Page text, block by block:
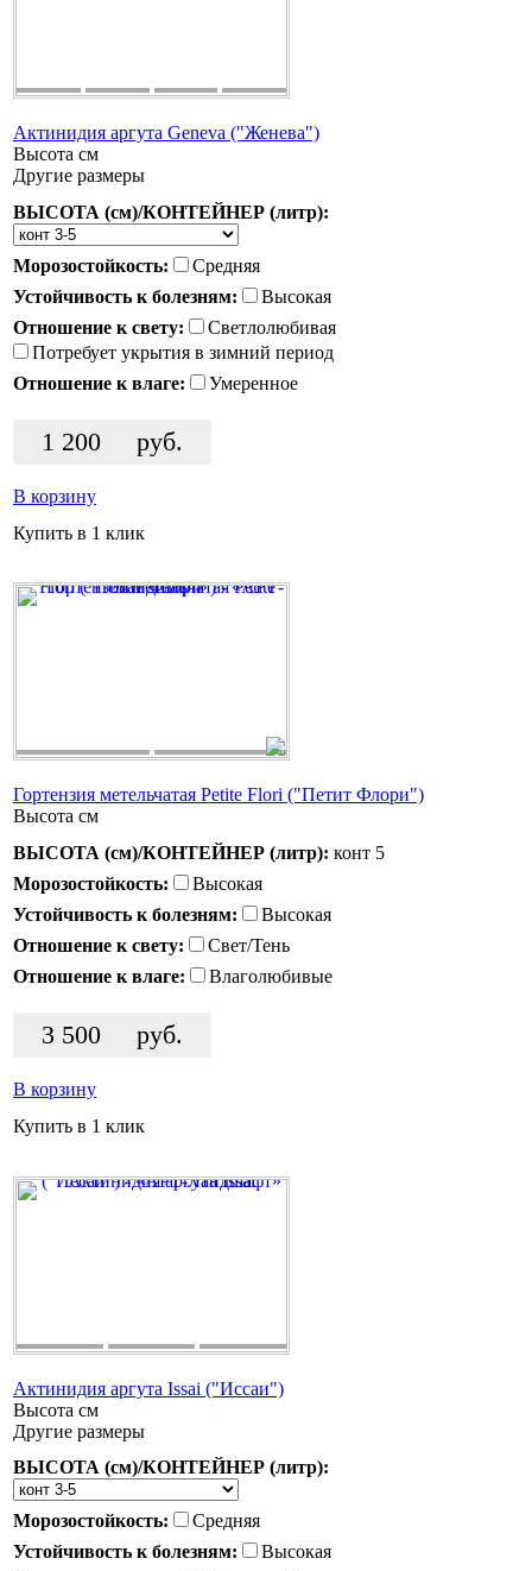
Актинидия аргута Geneva ("Женева")
Высота см
Другие размеры
ВЫСОТА (см)/КОНТЕЙНЕР (литр):
Морозостойкость:
Средняя
Устойчивость к болезням:
Высокая
Отношение к свету:
Светлолюбивая
Потребует укрытия в зимний период
Отношение к влаге:
Умеренное
1 200 руб.
В корзину
Купить в 1 клик
Гортензия метельчатая Petite Flori ("Петит Флори")
Высота см
ВЫСОТА (см)/КОНТЕЙНЕР (литр): конт 5
Морозостойкость:
Высокая
Устойчивость к болезням:
Высокая
Отношение к свету:
Свет/Тень
Отношение к влаге:
Влаголюбивые
3 500 руб.
В корзину
Купить в 1 клик
Актинидия аргута Issai ("Иссаи")
Высота см
Другие размеры
ВЫСОТА (см)/КОНТЕЙНЕР (литр):
Морозостойкость:
Средняя
Устойчивость к болезням:
Высокая